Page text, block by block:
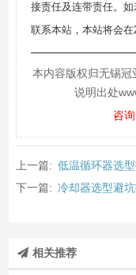
接责任及连带责任。
联系本站，本站将会在
本内容版权归无锡
说明出处
咨
上一篇: 低温循环器选
下一篇: 冷却器选型避
相关推荐